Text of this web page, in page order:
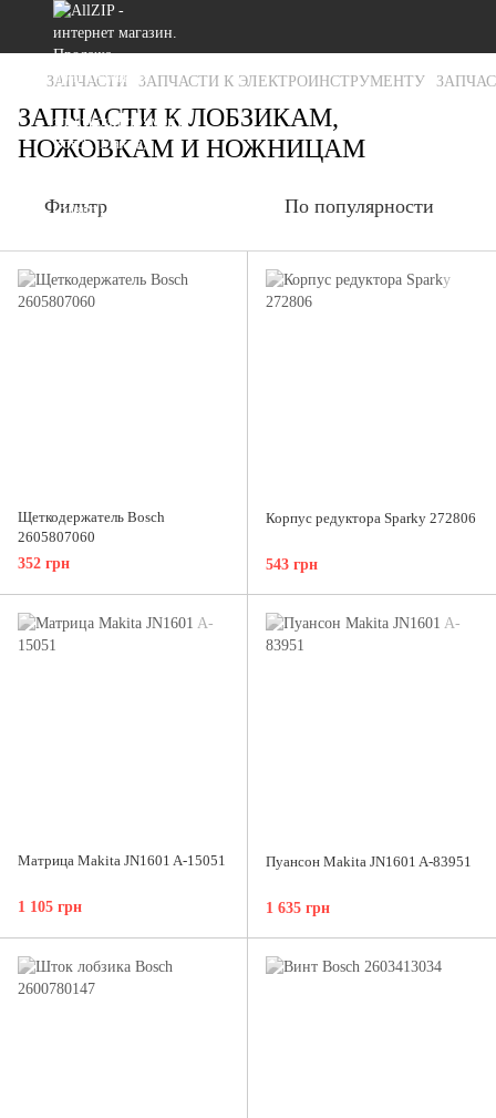
ЗАПЧАСТИ ЗАПЧАСТИ К ЭЛЕКТРОИНСТРУМЕНТУ
ЗАПЧАСТИ К ЛОБЗИКАМ,
НОЖОВКАМ И НОЖНИЦАМ
Фильтр По популярности
Щеткодержатель Bosch
2605807060
352 грн
Корпус редуктора Sparky 272806
543 грн
Матрица Makita JN1601 A-15051
1 105 грн
Пуансон Makita JN1601 A-83951
1 635 грн